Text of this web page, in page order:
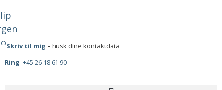
Skriv til mig – husk dine kontaktdata
Ring +45 26 18 61 90